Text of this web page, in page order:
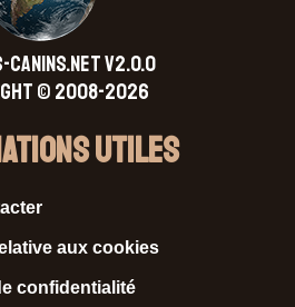
CANINS.NET V2.0.0
© 2008-2026
Utiles
aux cookies
confidentialité